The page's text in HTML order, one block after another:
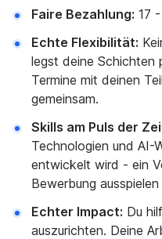
Faire Bezahlung: 17
Echte Flexibilität:
legst deine Schichten
Termine mit deinen
gemeinsam.
Skills am Puls der
Technologien und AI-
entwickelt wird - ein
Bewerbung
Echter Impact: Du
auszurichten. Deine